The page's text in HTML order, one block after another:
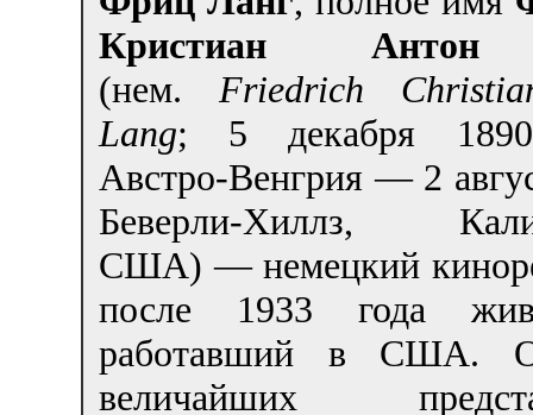
Кристиан
(нем. Friedrich
Lang; 5 декабря
Австро-Венгрия — 2
Беверли-Хиллз,
США) — немецкий
после 1933 года
работавший в США.
величайших